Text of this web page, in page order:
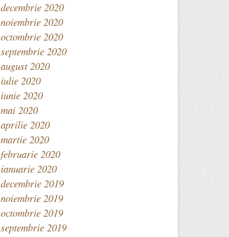
decembrie 2020
noiembrie 2020
octombrie 2020
septembrie 2020
august 2020
iulie 2020
iunie 2020
mai 2020
aprilie 2020
martie 2020
februarie 2020
ianuarie 2020
decembrie 2019
noiembrie 2019
octombrie 2019
septembrie 2019